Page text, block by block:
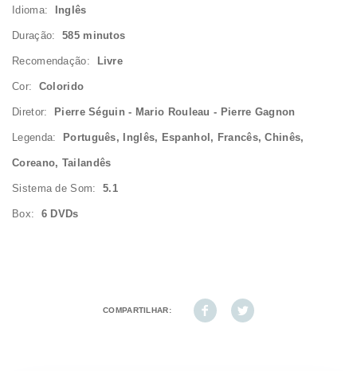
Idioma: Inglês
Duração: 585 minutos
Recomendação: Livre
Cor: Colorido
Diretor: Pierre Séguin - Mario Rouleau - Pierre Gagnon
Legenda: Português, Inglês, Espanhol, Francês, Chinês,
Coreano, Tailandês
Sistema de Som:5.1
Box: 6 DVDs
COMPARTILHAR: